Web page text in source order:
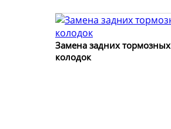
Замена задних тормозных
колодок